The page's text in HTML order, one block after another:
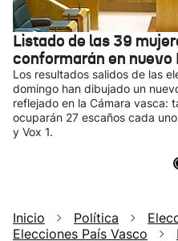
Listado de las 39
conformarán en nuevo
Los resultados salidos de las
domingo han dibujado un
reflejado en la Cámara vasca:
ocuparán 27 escaños cada
y Vox 1.
Inicio Política
Elecciones País Vasco